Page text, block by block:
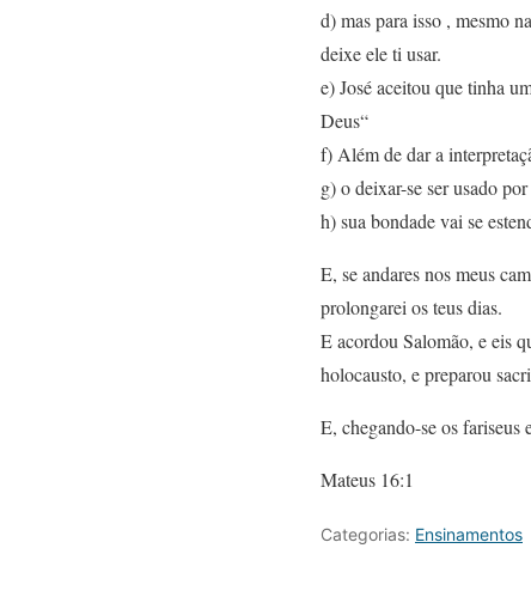
d) mas para isso , mesmo
deixe ele ti usar.
e) José aceitou que tinha
Deus“
f) Além de dar a
g) o deixar-se ser usado
h) sua bondade vai se
E, se andares nos meus
prolongarei os teus dias.
E acordou Salomão, e eis
holocausto, e preparou
E, chegando-se os fariseus
Mateus 16:1
Categorias: Ensinamentos